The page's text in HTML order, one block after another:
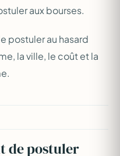
aux bourses.
postuler au hasard
la ville, le coût et la
de postuler